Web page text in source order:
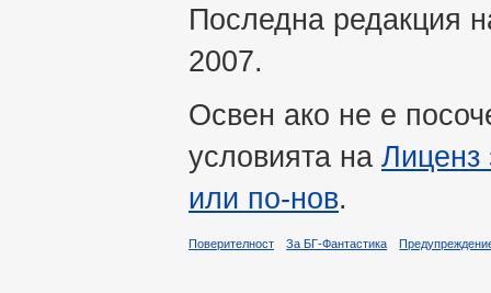
Последна редакция
2007.
Освен ако не е
условията на Лиценз
или по-нов.
Поверителност За БГ-Фантастика